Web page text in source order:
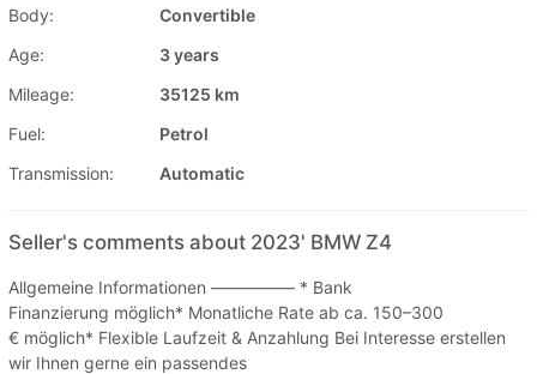
Body:
Convertible
Age:
3 years
Mileage:
35125 km
Fuel:
Petrol
Transmission:
Automatic
Seller's comments about 2023' BMW Z4
Allgemeine Informationen ————— * Bank
Finanzierung möglich* Monatliche Rate ab ca. 150–300
€ möglich* Flexible Laufzeit & Anzahlung Bei Interesse erstellen
wir Ihnen gerne ein passendes